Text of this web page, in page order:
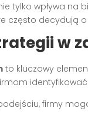
tylko wpływa na
często decydują
w
to kluczowy
firmy